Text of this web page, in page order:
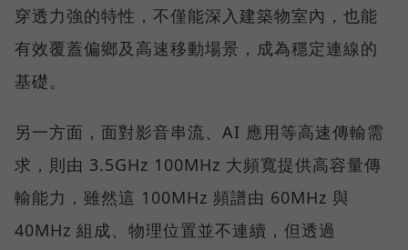
穿透力強的特性，不僅能深入建築物室內，也能
有效覆蓋偏鄉及高速移動場景，成為穩定連線的
基礎。
另一方面，面對影音串流、AI 應用等高速傳輸需
求，則由 3.5GHz 100MHz 大頻寬提供高容量傳
輸能力，雖然這 100MHz 頻譜由 60MHz 與
40MHz 組成、物理位置並不連續，但透過